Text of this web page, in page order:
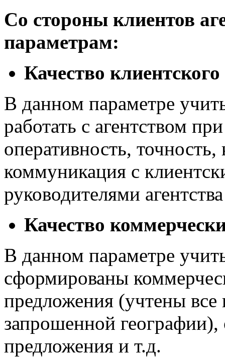
Со стороны клиентов
параметрам:
Качество
В данном параметре
работать с агентством
оперативность, точность,
коммуникация с
руководителями
Качество
В данном параметре
сформированы
предложения (учтены
запрошенной
предложения и т.д.